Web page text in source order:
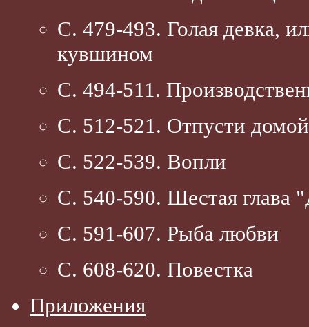
С. 479-493. Голая девка,
кувшином
С. 494-511.
С. 512-521. Отпусти домой
С. 522-539. Вопли
С. 540-590. Шестая глава
С. 591-607. Рыба любви
С. 608-620. Повестка
Приложения